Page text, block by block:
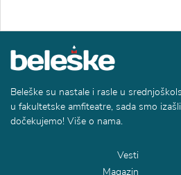
Beleške su nastale i rasle u
u fakultetske amfiteatre, sada smo
dočekujemo! Više o nama.
Vesti
Magazin